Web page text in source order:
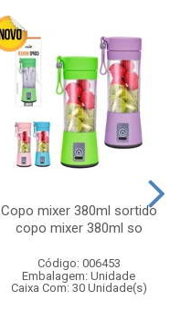
Copo mixer 380ml sortido
copo mixer 380ml so
Código: 006453
Embalagem: Unidade
Caixa Com: 30 Unidade(s)